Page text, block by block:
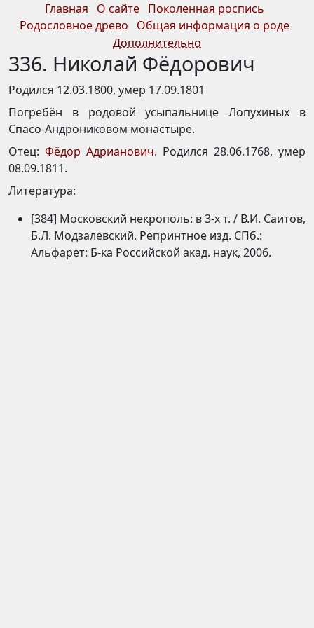
Главная О сайте
Поколенная роспись
Родословное древо
Общая информация о роде
Дополнительно
336. Николай Фёдорович
Родился 12.03.1800, умер 17.09.1801
Погребён в родовой усыпальнице Лопухиных в
Спасо-Андрониковом монастыре.
Отец: Фёдор Адрианович. Родился 28.06.1768, умер
08.09.1811.
Литература:
[384] Московский некрополь: в 3-х т. / В.И. Саитов,
Б.Л. Модзалевский. Репринтное изд. СПб.:
Альфарет: Б-ка Российской акад. наук, 2006.